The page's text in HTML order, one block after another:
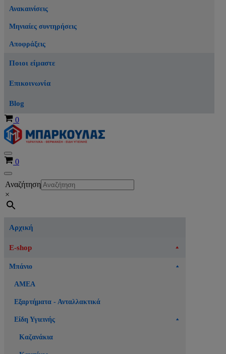
Ανακαινίσεις
Μηνιαίες συντηρήσεις
Αποφράξεις
Ποιοι είμαστε
Επικοινωνία
Blog
Καλάθι
0
Μενού
πλοήγησης
Καλάθι
0
Μενού
πλοήγησης
Αναζήτηση
×
Αρχική
E-shop
Μπάνιο
ΑΜΕΑ
Εξαρτήματα - Ανταλλακτικά
Είδη Υγιεινής
Καζανάκια